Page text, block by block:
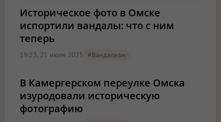
Историческое фото в Омске
испортили вандалы: что с ним
теперь
19:23, 21 июля 2025 #вандализм
В Камергерском переулке Омска
изуродовали историческую
фотографию